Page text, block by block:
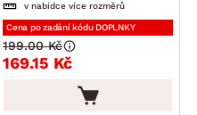
v nabídce více rozměrů
Cena po zadání kódu DOPLNKY
169.15 Kč
199.00 Kč